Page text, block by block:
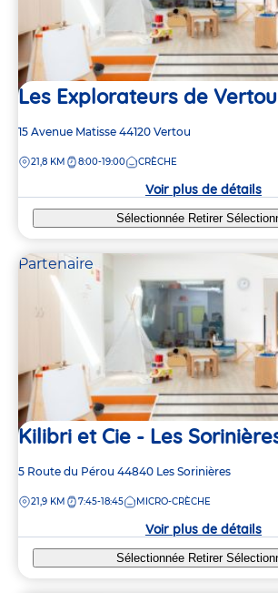
Les Explorateurs de
Adresse
la
15 Avenue Matisse 44120 Vertou
DISTANCE
21,8 KM 8:00-19:00 CRÈCHE
Voir plus de détails
Sélectionnée Retirer
Partenaire
Kilibri et Cie - Les
Adresse
la
5 Route du Pérou 44840 Les Sorinières
DISTANCE
21,9 KM 7:45-18:45 MICRO-CRÈCHE
Voir plus de détails
Sélectionnée Retirer
2
2